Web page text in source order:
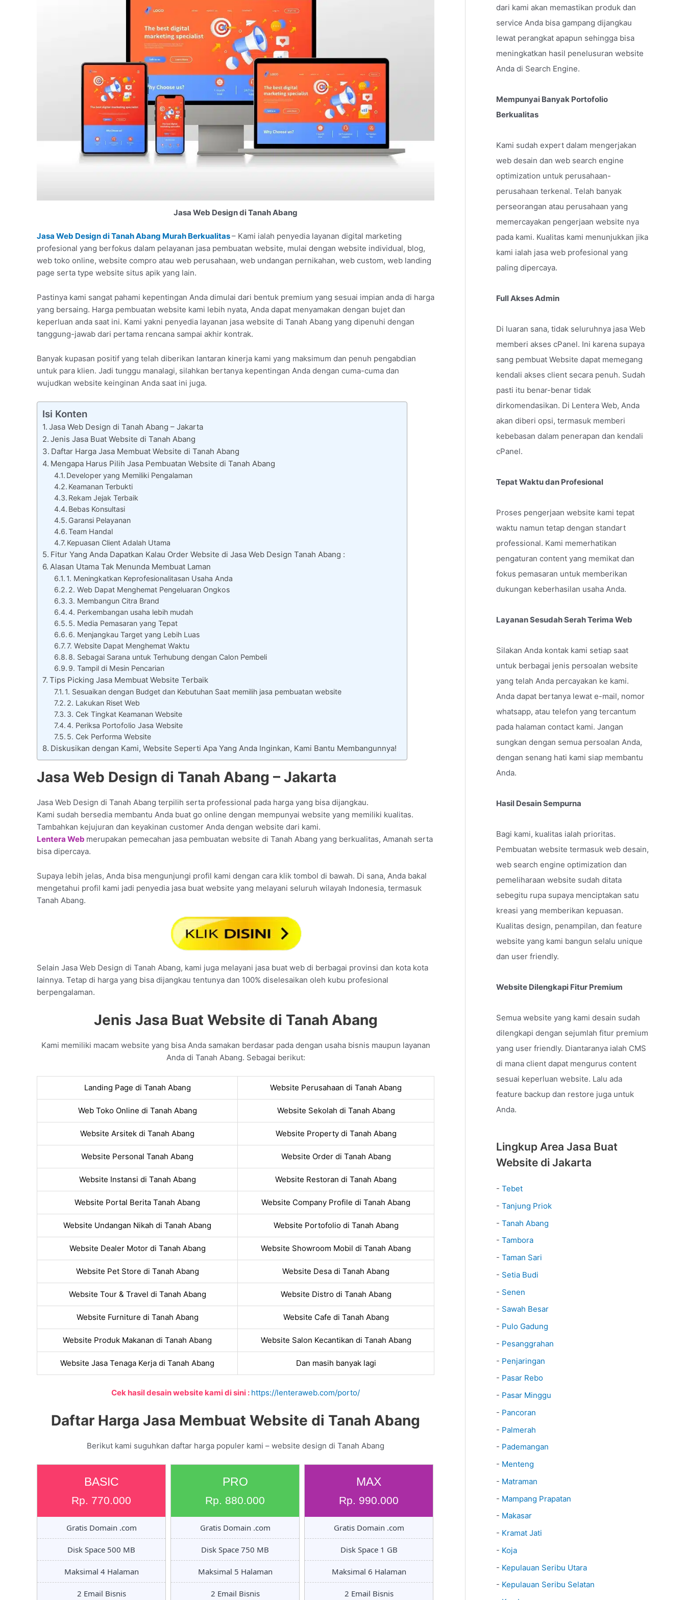
Jasa Web Design di Tanah Abang
Jasa Web Design di Tanah Abang Murah Berkualitas– Kami ialah penyedia layanan digital marketing
profesional yang berfokus dalam pelayanan jasa pembuatan website, mulai dengan website individual, blog,
web toko online, website compro atau web perusahaan, web undangan pernikahan, web custom, web landing
page serta type website situs apik yang lain.
Pastinya kami sangat pahami kepentingan Anda dimulai dari bentuk premium yang sesuai impian anda di harga
yang bersaing. Harga pembuatan website kami lebih nyata, Anda dapat menyamakan dengan bujet dan
keperluan anda saat ini. Kami yakni penyedia layanan jasa website di Tanah Abang yang dipenuhi dengan
tanggung-jawab dari pertama rencana sampai akhir kontrak.
Banyak kupasan positif yang telah diberikan lantaran kinerja kami yang maksimum dan penuh pengabdian
untuk para klien. Jadi tunggu manalagi, silahkan bertanya kepentingan Anda dengan cuma-cuma dan
wujudkan website keinginan Anda saat ini juga.
Isi Konten
Jasa Web Design di Tanah Abang – Jakarta
Jenis Jasa Buat Website di Tanah Abang
Daftar Harga Jasa Membuat Website di Tanah Abang
Mengapa Harus Pilih Jasa Pembuatan Website di Tanah Abang
Developer yang Memiliki Pengalaman
Keamanan Terbukti
Rekam Jejak Terbaik
Bebas Konsultasi
Garansi Pelayanan
Team Handal
Kepuasan Client Adalah Utama
Fitur Yang Anda Dapatkan Kalau Order Website di Jasa Web Design Tanah Abang :
Alasan Utama Tak Menunda Membuat Laman
1. Meningkatkan Keprofesionalitasan Usaha Anda
2. Web Dapat Menghemat Pengeluaran Ongkos
3. Membangun Citra Brand
4. Perkembangan usaha lebih mudah
5. Media Pemasaran yang Tepat
6. Menjangkau Target yang Lebih Luas
7. Website Dapat Menghemat Waktu
8. Sebagai Sarana untuk Terhubung dengan Calon Pembeli
9. Tampil di Mesin Pencarian
Tips Picking Jasa Membuat Website Terbaik
1. Sesuaikan dengan Budget dan Kebutuhan Saat memilih jasa pembuatan website
2. Lakukan Riset Web
3. Cek Tingkat Keamanan Website
4. Periksa Portofolio Jasa Website
5. Cek Performa Website
Diskusikan dengan Kami, Website Seperti Apa Yang Anda Inginkan, Kami Bantu Membangunnya!
Jasa Web Design di Tanah Abang – Jakarta
Jasa Web Design di Tanah Abang terpilih serta professional pada harga yang bisa dijangkau.
Kami sudah bersedia membantu Anda buat go online dengan mempunyai website yang memiliki kualitas.
Tambahkan kejujuran dan keyakinan customer Anda dengan website dari kami.
Lentera Web merupakan pemecahan jasa pembuatan website di Tanah Abang yang berkualitas, Amanah serta
bisa dipercaya.
Supaya lebih jelas, Anda bisa mengunjungi profil kami dengan cara klik tombol di bawah. Di sana, Anda bakal
mengetahui profil kami jadi penyedia jasa buat website yang melayani seluruh wilayah Indonesia, termasuk
Tanah Abang.
Selain Jasa Web Design di Tanah Abang, kami juga melayani jasa buat web di berbagai provinsi dan kota kota
lainnya. Tetap di harga yang bisa dijangkau tentunya dan 100% diselesaikan oleh kubu profesional
berpengalaman.
Jenis Jasa Buat Website di Tanah Abang
Kami memiliki macam website yang bisa Anda samakan berdasar pada dengan usaha bisnis maupun layanan
Anda di Tanah Abang. Sebagai berikut:
Landing Page di Tanah Abang Website Perusahaan di Tanah Abang
Web Toko Online di Tanah Abang Website Sekolah di Tanah Abang
Website Arsitek di Tanah Abang Website Property di Tanah Abang
Website Personal Tanah Abang Website Order di Tanah Abang
Website Instansi di Tanah Abang Website Restoran di Tanah Abang
Website Portal Berita Tanah Abang Website Company Profile di Tanah Abang
Website Undangan Nikah di Tanah Abang Website Portofolio di Tanah Abang
Website Dealer Motor di Tanah Abang Website Showroom Mobil di Tanah Abang
Website Pet Store di Tanah Abang Website Desa di Tanah Abang
Website Tour & Travel di Tanah Abang Website Distro di Tanah Abang
Website Furniture di Tanah Abang Website Cafe di Tanah Abang
Website Produk Makanan di Tanah Abang Website Salon Kecantikan di Tanah Abang
Website Jasa Tenaga Kerja di Tanah Abang Dan masih banyak lagi
Cek hasil desain website kami di sini : https://lenteraweb.com/porto/
Daftar Harga Jasa Membuat Website di Tanah Abang
Berikut kami suguhkan daftar harga populer kami – website design di Tanah Abang
BASIC
Rp. 770.000
Gratis Domain .com
Disk Space 500 MB
Maksimal 4 Halaman
2 Email Bisnis
PRO
Rp. 880.000
Gratis Domain .com
Disk Space 750 MB
Maksimal 5 Halaman
2 Email Bisnis
MAX
Rp. 990.000
Gratis Domain .com
Disk Space 1 GB
Maksimal 6 Halaman
2 Email Bisnis
dari kami akan memastikan produk dan
service Anda bisa gampang dijangkau
lewat perangkat apapun sehingga bisa
meningkatkan hasil penelusuran website
Anda di Search Engine.
Mempunyai Banyak Portofolio
Berkualitas
Kami sudah expert dalam mengerjakan
web desain dan web search engine
optimization untuk perusahaan-
perusahaan terkenal. Telah banyak
perseorangan atau perusahaan yang
memercayakan pengerjaan website nya
pada kami. Kualitas kami menunjukkan jika
kami ialah jasa web profesional yang
paling dipercaya.
Full Akses Admin
Di luaran sana, tidak seluruhnya jasa Web
memberi akses cPanel. Ini karena supaya
sang pembuat Website dapat memegang
kendali akses client secara penuh. Sudah
pasti itu benar-benar tidak
dirkomendasikan. Di Lentera Web, Anda
akan diberi opsi, termasuk memberi
kebebasan dalam penerapan dan kendali
cPanel.
Tepat Waktu dan Profesional
Proses pengerjaan website kami tepat
waktu namun tetap dengan standart
professional. Kami memerhatikan
pengaturan content yang memikat dan
fokus pemasaran untuk memberikan
dukungan keberhasilan usaha Anda.
Layanan Sesudah Serah Terima Web
Silakan Anda kontak kami setiap saat
untuk berbagai jenis persoalan website
yang telah Anda percayakan ke kami.
Anda dapat bertanya lewat e-mail, nomor
whatsapp, atau telefon yang tercantum
pada halaman contact kami. Jangan
sungkan dengan semua persoalan Anda,
dengan senang hati kami siap membantu
Anda.
Hasil Desain Sempurna
Bagi kami, kualitas ialah prioritas.
Pembuatan website termasuk web desain,
web search engine optimization dan
pemeliharaan website sudah ditata
sebegitu rupa supaya menciptakan satu
kreasi yang memberikan kepuasan.
Kualitas design, penampilan, dan feature
website yang kami bangun selalu unique
dan user friendly.
Website Dilengkapi Fitur Premium
Semua website yang kami desain sudah
dilengkapi dengan sejumlah fitur premium
yang user friendly. Diantaranya ialah CMS
di mana client dapat mengurus content
sesuai keperluan website. Lalu ada
feature backup dan restore juga untuk
Anda.
Lingkup Area Jasa Buat
Website di Jakarta
- Tebet
- Tanjung Priok
- Tanah Abang
- Tambora
- Taman Sari
- Setia Budi
- Senen
- Sawah Besar
- Pulo Gadung
- Pesanggrahan
- Penjaringan
- Pasar Rebo
- Pasar Minggu
- Pancoran
- Palmerah
- Pademangan
- Menteng
- Matraman
- Mampang Prapatan
- Makasar
- Kramat Jati
- Koja
- Kepulauan Seribu Utara
- Kepulauan Seribu Selatan